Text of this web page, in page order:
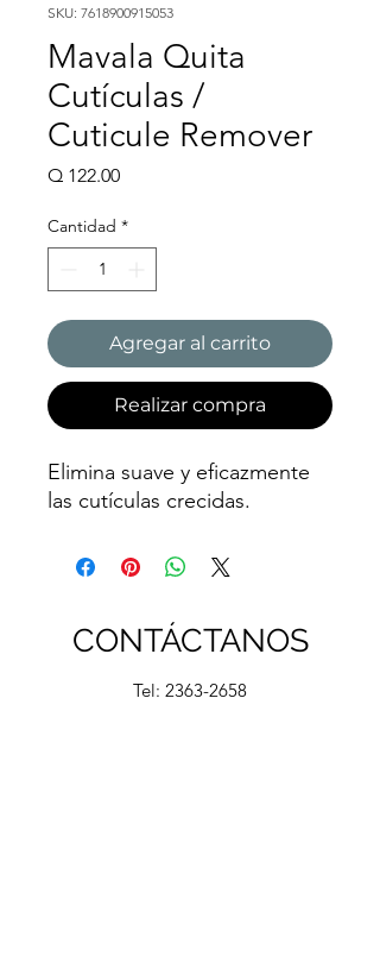
SKU: 7618900915053
Mavala Quita
Cutículas /
Cuticule Remover
Q 122.00Precio
Cantidad *
Agregar al carrito
Realizar compra
Elimina suave y eficazmente
las cutículas crecidas.
CONTÁCTANOS
Tel: 2363-2658